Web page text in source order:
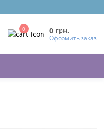
0 0 грн.
Оформить заказ